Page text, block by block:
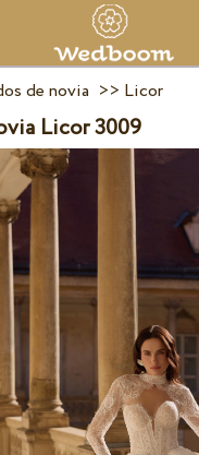
de novia >> Licor
Licor 3009